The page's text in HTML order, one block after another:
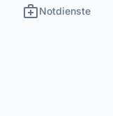
medical_servicesNotdienste